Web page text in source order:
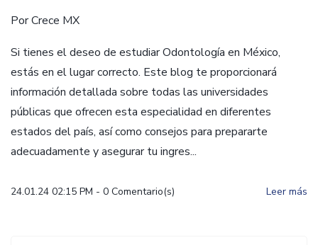
PorCrece MX
Si tienes el deseo de estudiar Odontología en México,
estás en el lugar correcto. Este blog te proporcionará
información detallada sobre todas las universidades
públicas que ofrecen esta especialidad en diferentes
estados del país, así como consejos para prepararte
adecuadamente y asegurar tu ingres...
24.01.24 02:15 PM - 0 Comentario(s) Leer más